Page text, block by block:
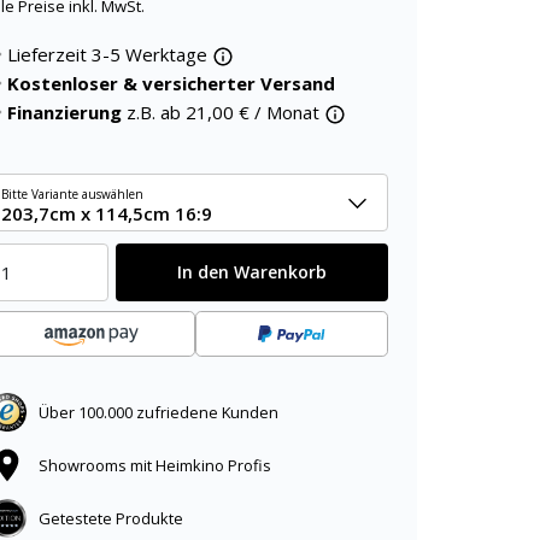
Preise inkl. MwSt.
Lieferzeit 3-5 Werktage
Kostenloser & versicherter Versand
Finanzierung z.B. ab 21,00 € / Monat
Bitte Variante auswählen
203,7cm x 114,5cm 16:9
In den Warenkorb
Über 100.000 zufriedene Kunden
Showrooms mit Heimkino Profis
Getestete Produkte